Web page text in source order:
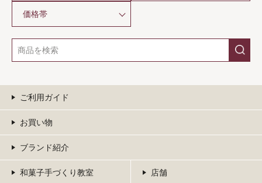
価格帯
ご利用ガイド
お買い物
ブランド紹介
和菓子手づくり教室 店舗